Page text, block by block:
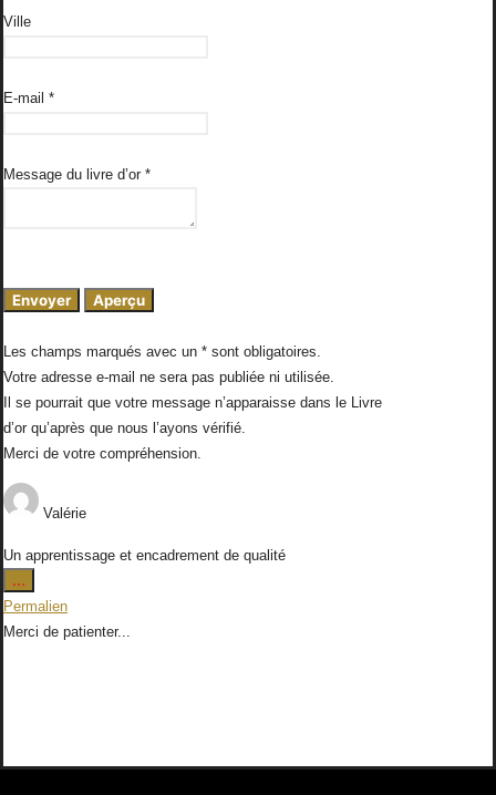
Ville
E-mail *
Message du livre d’or *
Les champs marqués avec un * sont obligatoires.
Votre adresse e-mail ne sera pas publiée ni utilisée.
Il se pourrait que votre message n’apparaisse dans le Livre
d’or qu’après que nous l’ayons vérifié.
Merci de votre compréhension.
Valérie
Un apprentissage et encadrement de qualité
...
cette
boîte
méta.
Permalien
Merci de patienter...